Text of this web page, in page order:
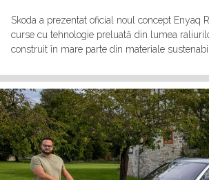
Skoda a prezentat oficial noul concept Enyaq
curse cu tehnologie preluată din lumea
construit în mare parte din materiale